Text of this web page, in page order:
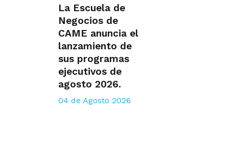
La Escuela de
Negocios de
CAME anuncia el
lanzamiento de
sus programas
ejecutivos de
agosto 2026.
04 de Agosto 2026